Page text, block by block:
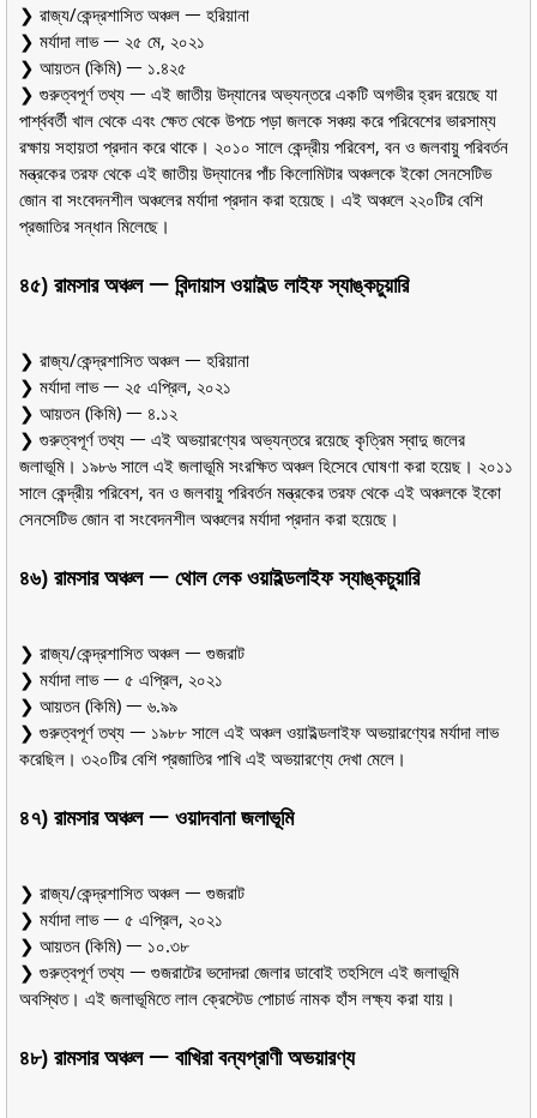
❯ রাজ্য/কেন্দ্রশাসিত অঞ্চল ᅳ হরিয়ানা
❯ মর্যাদা লাভ ᅳ ২৫ মে, ২০২১
❯ আয়তন (কিমি) ᅳ ১.৪২৫
❯ গুরুত্বপূর্ণ তথ্য ᅳ এই জাতীয় উদ্যানের অভ্যন্তরে একটি অগভীর হ্রদ রয়েছে যা
পার্শ্ববর্তী খাল থেকে এবং ক্ষেত থেকে উপচে পড়া জলকে সঞ্চয় করে পরিবেশের ভারসাম্য
রক্ষায় সহায়তা প্রদান করে থাকে। ২০১০ সালে কেন্দ্রীয় পরিবেশ, বন ও জলবায়ু পরিবর্তন
মন্ত্রকের তরফ থেকে এই জাতীয় উদ্যানের পাঁচ কিলোমিটার অঞ্চলকে ইকো সেনসেটিভ
জোন বা সংবেদনশীল অঞ্চলের মর্যাদা প্রদান করা হয়েছে। এই অঞ্চলে ২২০টির বেশি
প্রজাতির সন্ধান মিলেছে।
৪৫) রামসার অঞ্চল ᅳ বিন্দায়াস ওয়াইল্ড লাইফ স্যাঙ্কচুয়ারি
❯ রাজ্য/কেন্দ্রশাসিত অঞ্চল ᅳ হরিয়ানা
❯ মর্যাদা লাভ ᅳ ২৫ এপ্রিল, ২০২১
❯ আয়তন (কিমি) ᅳ ৪.১২
❯ গুরুত্বপূর্ণ তথ্য ᅳ এই অভয়ারণ্যের অভ্যন্তরে রয়েছে কৃত্রিম স্বাদু জলের
জলাভূমি। ১৯৮৬ সালে এই জলাভূমি সংরক্ষিত অঞ্চল হিসেবে ঘোষণা করা হয়েছ। ২০১১
সালে কেন্দ্রীয় পরিবেশ, বন ও জলবায়ু পরিবর্তন মন্ত্রকের তরফ থেকে এই অঞ্চলকে ইকো
সেনসেটিভ জোন বা সংবেদনশীল অঞ্চলের মর্যাদা প্রদান করা হয়েছে।
৪৬) রামসার অঞ্চল ᅳ থোল লেক ওয়াইল্ডলাইফ স্যাঙ্কচুয়ারি
❯ রাজ্য/কেন্দ্রশাসিত অঞ্চল ᅳ গুজরাট
❯ মর্যাদা লাভ ᅳ ৫ এপ্রিল, ২০২১
❯ আয়তন (কিমি) ᅳ ৬.৯৯
❯ গুরুত্বপূর্ণ তথ্য ᅳ ১৯৮৮ সালে এই অঞ্চল ওয়াইল্ডলাইফ অভয়ারণ্যের মর্যাদা লাভ
করেছিল। ৩২০টির বেশি প্রজাতির পাখি এই অভয়ারণ্যে দেখা মেলে।
৪৭) রামসার অঞ্চল ᅳ ওয়াদবানা জলাভূমি
❯ রাজ্য/কেন্দ্রশাসিত অঞ্চল ᅳ গুজরাট
❯ মর্যাদা লাভ ᅳ ৫ এপ্রিল, ২০২১
❯ আয়তন (কিমি) ᅳ ১০.৩৮
❯ গুরুত্বপূর্ণ তথ্য ᅳ গুজরাটের ভদোদরা জেলার ডাবোই তহসিলে এই জলাভূমি
অবস্থিত। এই জলাভূমিতে লাল ক্রেস্টেড পোচার্ড নামক হাঁস লক্ষ্য করা যায়।
৪৮) রামসার অঞ্চল ᅳ বাখিরা বন্যপ্রাণী অভয়ারণ্য